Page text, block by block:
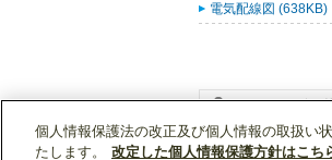
電気配線図 (638KB)
WIN2Kトップ 製品
個人情報保護法の改正及び個人情報の取扱い
たします。
改定した個人情報保護方針はこち